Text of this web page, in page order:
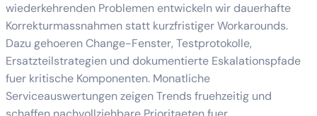
wiederkehrenden Problemen entwickeln wir dauerhafte
Korrekturmassnahmen statt kurzfristiger Workarounds.
Dazu gehoeren Change-Fenster, Testprotokolle,
Ersatzteilstrategien und dokumentierte Eskalationspfade
fuer kritische Komponenten. Monatliche
Serviceauswertungen zeigen Trends fruehzeitig und